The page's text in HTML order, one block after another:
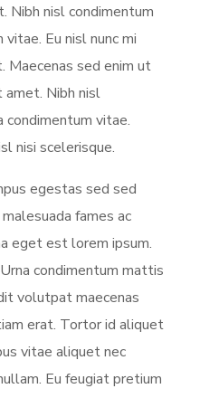
Nibh nisl condimentum
Eu nisl nunc mi
Maecenas sed enim ut
Nibh nisl
condimentum vitae.
nisi scelerisque.
egestas sed sed
fames ac
eget est lorem ipsum.
condimentum mattis
volutpat maecenas
erat. Tortor id aliquet
vitae aliquet nec
Eu feugiat pretium